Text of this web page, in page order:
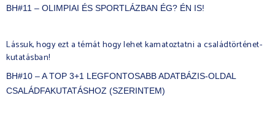
BH#11 – OLIMPIAI ÉS SPORTLÁZBAN ÉG? ÉN IS!
Lássuk, hogy ezt a témát hogy lehet kamatoztatni a családtörténet-
kutatásban!
BH#10 – A TOP 3+1 LEGFONTOSABB ADATBÁZIS-OLDAL
CSALÁDFAKUTATÁSHOZ (SZERINTEM)